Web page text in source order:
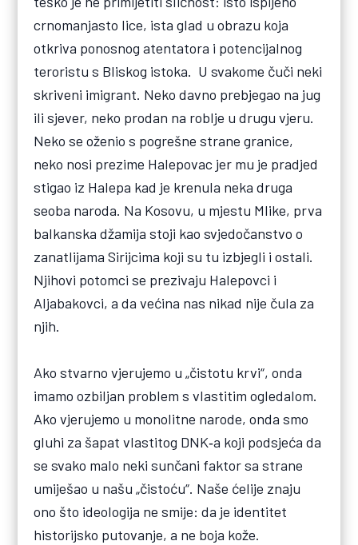
crnomanjasto lice, ista glad u obrazu koja
otkriva ponosnog atentatora i potencijalnog
teroristu s Bliskog istoka. U svakome čuči neki
skriveni imigrant. Neko davno prebjegao na jug
ili sjever, neko prodan na roblje u drugu vjeru.
Neko se oženio s pogrešne strane granice,
neko nosi prezime Halepovac jer mu je pradjed
stigao iz Halepa kad je krenula neka druga
seoba naroda. Na Kosovu, u mjestu Mlike, prva
balkanska džamija stoji kao svjedočanstvo o
zanatlijama Sirijcima koji su tu izbjegli i ostali.
Njihovi potomci se prezivaju Halepovci i
Aljabakovci, a da većina nas nikad nije čula za
njih.
Ako stvarno vjerujemo u „čistotu krvi“, onda
imamo ozbiljan problem s vlastitim ogledalom.
Ako vjerujemo u monolitne narode, onda smo
gluhi za šapat vlastitog DNK‑a koji podsjeća da
se svako malo neki sunčani faktor sa strane
umiješao u našu „čistoću“. Naše ćelije znaju
ono što ideologija ne smije: da je identitet
historijsko putovanje, a ne boja kože.